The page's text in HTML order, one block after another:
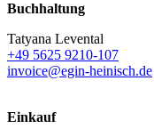
Buchhaltung
Tatyana Levental
+49 5625 9210-107
invoice@egin-heinisch.de
Einkauf